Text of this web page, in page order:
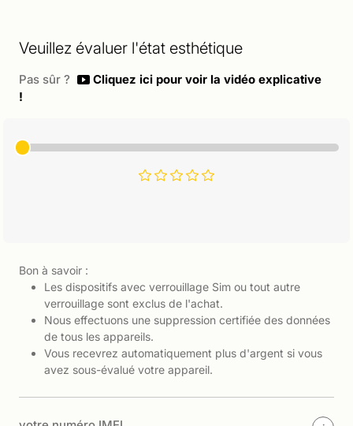
Veuillez évaluer l'état esthétique
Pas sûr ?
Cliquez ici pour voir la vidéo explicative
!
Bon à savoir :
Les dispositifs avec verrouillage Sim ou tout autre
verrouillage sont exclus de l'achat.
Nous effectuons une suppression certifiée des données
de tous les appareils.
Vous recevrez automatiquement plus d'argent si vous
avez sous-évalué votre appareil.